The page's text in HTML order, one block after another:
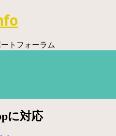
トフォーラム
に対応